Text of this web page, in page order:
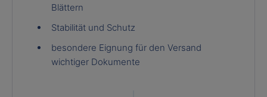
Blättern
Stabilität und Schutz
besondere Eignung für den Versand
wichtiger Dokumente